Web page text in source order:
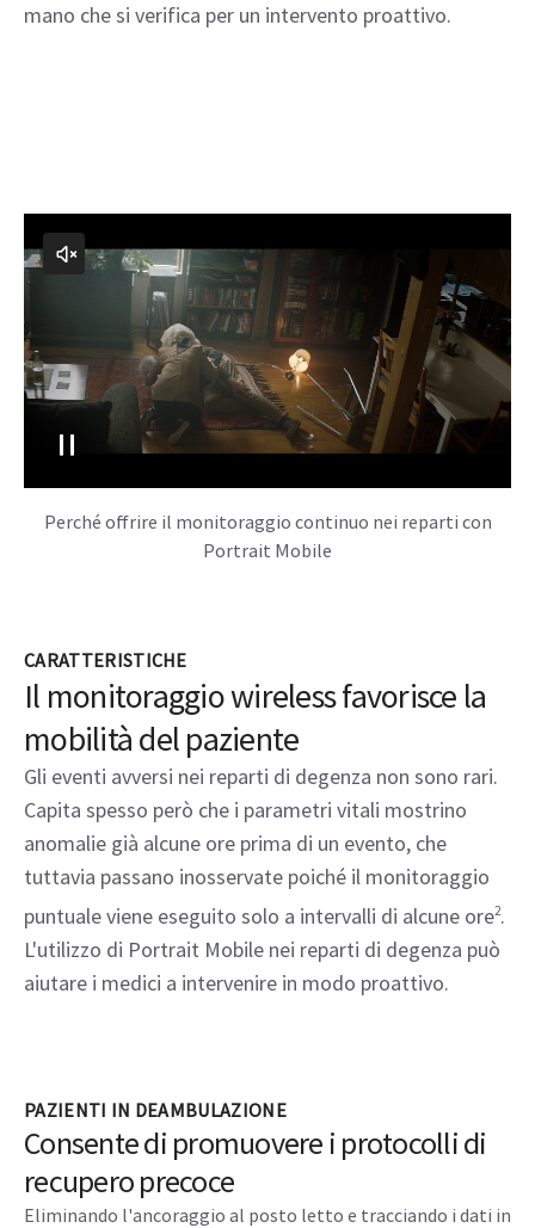
mano che si verifica per un intervento proattivo.
Perché offrire il monitoraggio continuo nei reparti con
Portrait Mobile
CARATTERISTICHE
Il monitoraggio wireless favorisce la
mobilità del paziente
Gli eventi avversi nei reparti di degenza non sono rari.
Capita spesso però che i parametri vitali mostrino
anomalie già alcune ore prima di un evento, che
tuttavia passano inosservate poiché il monitoraggio
puntuale viene eseguito solo a intervalli di alcune ore2.
L'utilizzo di Portrait Mobile nei reparti di degenza può
aiutare i medici a intervenire in modo proattivo.
PAZIENTI IN DEAMBULAZIONE
Consente di promuovere i protocolli di
recupero precoce
Eliminando l'ancoraggio al posto letto e tracciando i dati in